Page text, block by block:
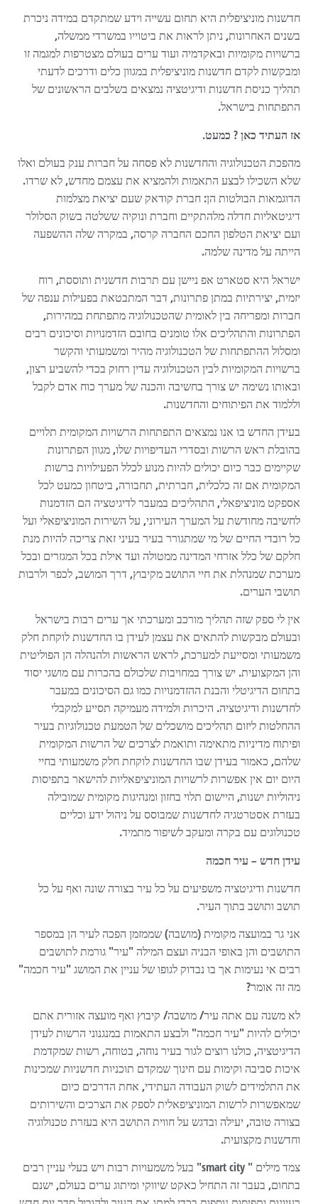
חדשנות מוניציפלית היא תחום עשייה וידע שמתקדם במידה ניכרת
בשנים האחרונות, ניתן לראות את ביטוייו במשרדי ממשלה,
ברשויות מקומיות ובאקדמיה ועוד ערים בעולם מצטרפות למגמה זו
ומבקשות לקדם חדשנות מוניציפלית במגוון כלים ודרכים לדעתי
תהליך כניסת חדשנות ודיגיטציה נמצאים בשלבים הראשונים של
התפתחות בישראל.
אז העתיד כאן ? כמעט.
מהפכת הטכנולוגיה והחדשנות לא פסחה על חברות ענק בעולם ואלו
שלא השכילו לבצע התאמות ולהמציא את עצמם מחדש, לא שרדו.
הדוגמאות הבולטות הן: חברת קודאק שעם יציאת מצלמות
דיגיטאליות חדלה מלהתקיים וחברת ונוקיה ששלטה בשוק הסלולר
ועם יציאת הטלפון החכם החברה קרסה, במקרה שלה ההשפעה
הייתה על מדינה שלמה.
ישראל היא סטארט אפ ניישן עם תרבות חדשנית ותוססת, רוח
יזמית, יצירתיות במתן פתרונות, דבר המתבטאת בפעילות ענפה של
חברות ומפריחה בין לאומית שהטכנולוגיה מתפתחת במהירות,
הפתרונות והתהליכים אלו טומנים בחובם הזדמנויות וסיכונים רבים
ומסלול ההתפתחות של הטכנולוגיה מהיר ומשמעותי והקשר
ברשויות המקומיות לבין הטכנולוגיה עדין רחוק בכדי להשביע רצון,
ובאותו נשימה יש צורך בחשיבה והכנה של מערך כוח אדם לקבל
וללמוד את הפיתוחים והחדשנות.
בעידן החדש בו אנו נמצאים התפתחות הרשויות המקומית תלויים
בהובלת ראש הרשות ובסדרי העדיפויות שלו, מגוון הפתרונות
שקיימים כבר כיום יכולים להיות מנוע לכלל הפעילויות ברשות
המקומית אם זה כלכלית, חברתית, תחבורה, ביטחון כמעט לכל
אספקט מוניציפאלי, התהליכים במעבר לדיגיטציה הם הזדמנות
לחשיבה מחודשת על המערך העירוני, על השירות המוניציפאלי ועל
כל רובדי החיים של מי שמתגורר בעיר בעיני זאת צריכה להיות מנת
חלקם של כלל אזרחי המדינה ממטולה ועד אילת בכל המגזרים ובכל
מערכת שמנהלת את חיי התושב מקיבוץ, דרך המושב, לכפר ולרבות
תושבי הערים.
אין לי ספק שזה תהליך מורכב ומערכתי אך ערים רבות בישראל
ובעולם מבקשות להתאים את עצמן לעידן בו החדשנות לוקחת חלק
משמעותי ומסייעת למערכת, לראש הראשות ולהנהלה הן הפוליטית
והן המקצועית. יש צורך במחויבות שלכולם בהכרות עם מושגי יסוד
בתחום הדיגיטלי והבנת ההזדמנויות כמו גם הסיכונים במעבר
לחדשנות ודיגיטציה. היכרות ולמידה מעמיקה תסייע למקבלי
ההחלטות ליזום תהליכים מושכלים של הטמעת טכנולוגיות בעיר
ופיתוח מדיניות מתאימה ותואמת לצרכים של הרשות המקומית
שלהם, כאמור בעידן שבו החדשנות לוקחת חלק משמעותי בחיי
היום יום אין אפשרות לרשויות המוניציפאליות להישאר בתפיסות
ניהוליות ישנות, היישום תלוי בחזון ומנהיגות מקומית שמובילה
בעזרת אסטרטגיה לחדשנות שמבוסס על ניהול ידע וכליים
טכנולוגים עם בקרה ומעקב לשיפור מתמיד.
עידן חדש – עיר חכמה
חדשנות ודיגיטציה משפיעים על כל עיר בצורה שונה ואף על כל
תושב ותושב בתוך העיר.
אני גר במועצה מקומית (מושבה) שממזמן הפכה לעיר הן במספר
התושבים והן באופי הבניה ועצם המילה "עיר" גורמת לתושבים
רבים אי נעימות אך בו נבדוק לגופו של עניין את המושג "עיר חכמה"
מה זה אומר?
לא משנה עם אתה עיר/ מושבה/ קיבוץ ואף מועצה אזורית אתם
יכולים להיות "עיר חכמה" ולבצע התאמות במנגנוני הרשות לעידן
הדיגיטציה, כולנו רוצים לגור בעיר נוחה, בטוחה, רשות שמקדמת
איכות סביבה וקימות עם חינוך שמקדם תוכניות חדשניות שמכינות
את התלמידים לשוק העבודה העתידי, אחת הדרכים כיום
שמאפשרות לרשות המוניציפאלית לספק את הצרכים והשירותים
בצורה טובה, יעילה ובדגש על חווית התושב היא בעזרת טכנולוגיה
וחדשנות מקצועית.
צמד מילים " smart city" בעל משמעויות רבות ויש בעלי עניין רבים
בתחום, בעבר זה התחיל כאקט שיווקי ומיתוג ערים בעולם, ישנם